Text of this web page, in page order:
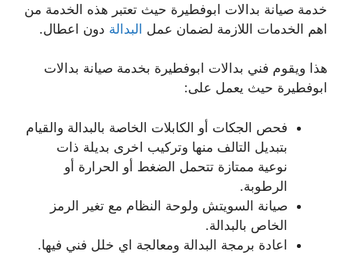
خدمة صيانة بدالات ابوفطيرة حيث تعتبر هذه الخدمة من
اهم الخدمات اللازمة لضمان عمل البدالة دون اعطال.
هذا ويقوم فني بدالات ابوفطيرة بخدمة صيانة بدالات
ابوفطيرة حيث يعمل على:
فحص الجكات أو الكابلات الخاصة بالبدالة والقيام
بتبديل التالف منها وتركيب اخرى بديلة ذات
نوعية ممتازة تتحمل الضغط أو الحرارة أو
الرطوبة.
صيانة السويتش ولوحة النظام مع تغير الرمز
الخاص بالبدالة.
اعادة برمجة البدالة ومعالجة اي خلل فني فيها.